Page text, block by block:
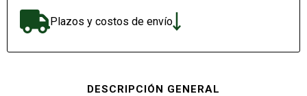
Plazos y costos de envío
DESCRIPCIÓN GENERAL